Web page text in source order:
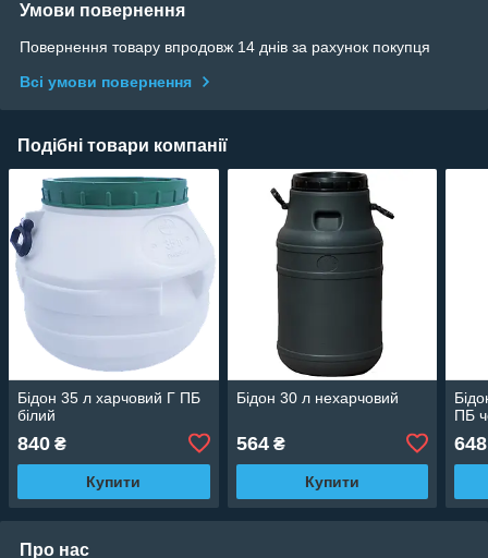
Умови повернення
Повернення товару впродовж 14 днів за рахунок покупця
Всі умови повернення
Подібні товари компанії
Бідон 35 л харчовий Г ПБ
білий
840 ₴
Купити
Бідон 30 л нехарчовий
564₴
Купити
ПБ
648
Про нас